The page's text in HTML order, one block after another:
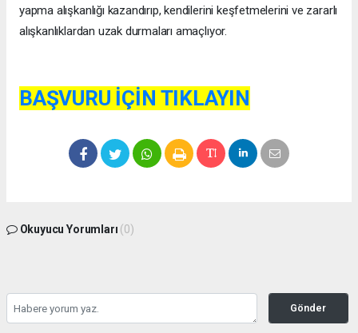
yapma alışkanlığı kazandırıp, kendilerini keşfetmelerini ve zararlı
alışkanlıklardan uzak durmaları amaçlıyor.
BAŞVURU İÇİN TIKLAYIN
Okuyucu Yorumları (0)
Gönder